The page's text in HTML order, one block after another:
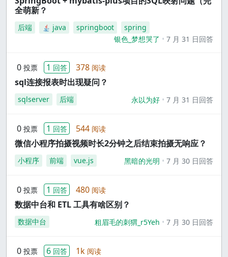
全萌新？
后端 java springboot
spring
银色_梦想哭了
7 月 31 日回答
0 投票 1 回答 378 阅读
sql连接报表时出现疑问？
sqlserver 后端 永以为好 7 月 31 日回答
0 投票 1 回答 544 阅读
微信小程序拍摄视频时长2分钟之后结束拍摄无响应？
小程序 前端 vue.js 黑暗的光明 7 月 30 日回答
0 投票 1 回答 480 阅读
数据中台和 ETL 工具有啥区别？
数据中台 粗眉毛的刺猬_r5Yeh 7 月 30 日回答
0 投票 6 回答 1k 阅读